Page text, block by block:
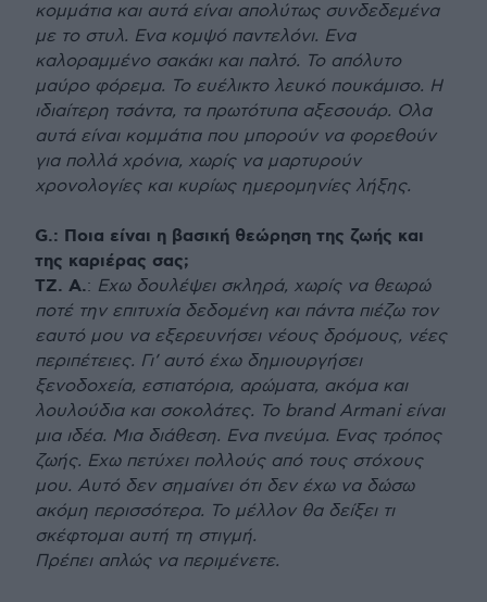
κομμάτια και αυτά είναι απoλύτως συνδεδεμένα
με το στυλ. Eνα κομψό παντελόνι. Ενα
καλοραμμένο σακάκι και παλτό. Το απόλυτο
μαύρο φόρεμα. Το ευέλικτο λευκό πουκάμισο. Η
ιδιαίτερη τσάντα, τα πρωτότυπα αξεσουάρ. Ολα
αυτά είναι κομμάτια που μπορούν να φορεθούν
για πολλά χρόνια, χωρίς να μαρτυρούν
χρονολογίες και κυρίως ημερομηνίες λήξης.
G.: Ποια είναι η βασική θεώρηση της ζωής και
της καριέρας σας;
ΤΖ. Α.: Εχω δουλέψει σκληρά, χωρίς να θεωρώ
ποτέ την επιτυχία δεδομένη και πάντα πιέζω τον
εαυτό μου να εξερευνήσει νέους δρόμους, νέες
περιπέτειες. Γι’ αυτό έχω δημιουργήσει
ξενοδοχεία, εστιατόρια, αρώματα, ακόμα και
λουλούδια και σοκολάτες. Το brand Armani είναι
μια ιδέα. Μια διάθεση. Ενα πνεύμα. Ενας τρόπος
ζωής. Εχω πετύχει πολλούς από τους στόχους
μου. Αυτό δεν σημαίνει ότι δεν έχω να δώσω
ακόμη περισσότερα. Το μέλλον θα δείξει τι
σκέφτομαι αυτή τη στιγμή.
Πρέπει απλώς να περιμένετε.